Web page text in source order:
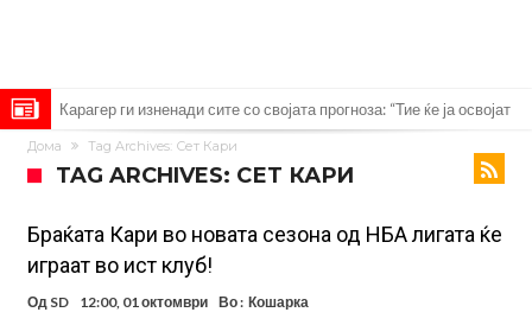
Карагер ги изненади сите со својата прогноза: “Тие ќе ја освојат
Премиер лигата, а причината е едноставна”
Родри ги отвори вратите за трансфер во Барселона, Реал Мадрид
Крај на сагата: Винисиус останува во Реал Мадрид до 2032
година
Директор на ФИА за драмата во Формула 1: Не можеме да одиме
толку далеку!
Колку бара ПСЖ и кој е „плафонот“ на Ливерпул за трансферот
ан Бредли Баркола?
Го победи Ѓоковиќ откако губеше со 0-2 на Ролан Гарос, а сега
Дома Tag Archives: Сет Кари
TAG ARCHIVES: СЕТ КАРИ
Браќата Кари во новата сезона од НБА лигата ќе
играат во ист клуб!
Од SD 12:00, 01 октомври Во : Кошарка